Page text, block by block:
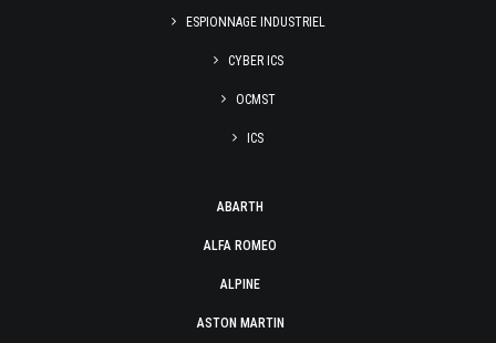
ESPIONNAGE INDUSTRIEL
CYBER ICS
OCMST
ICS
ABARTH
ALFA ROMEO
ALPINE
ASTON MARTIN